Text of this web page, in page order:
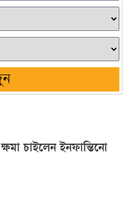
চাইলেন ইনফান্তিনো